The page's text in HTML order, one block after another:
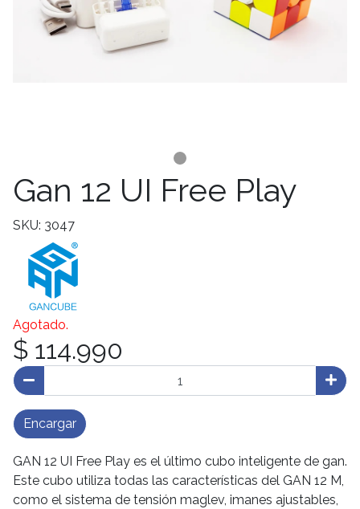
Gan 12 UI Free Play
SKU: 3047
Agotado.
$ 114.990
Encargar
GAN 12 UI Free Play es el último cubo inteligente de gan.
Este cubo utiliza todas las características del GAN 12 M,
como el sistema de tensión maglev, imanes ajustables,